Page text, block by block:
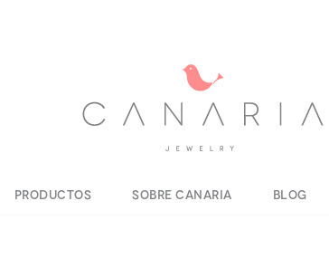
Productos Sobre Canaria Blog